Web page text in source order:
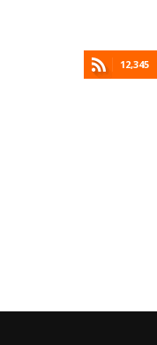
12,345